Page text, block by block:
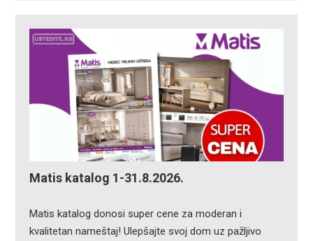
Matis katalog 1-31.8.2026.
Matis katalog donosi super cene za moderan i
kvalitetan nameštaj! Ulepšajte svoj dom uz pažljivo